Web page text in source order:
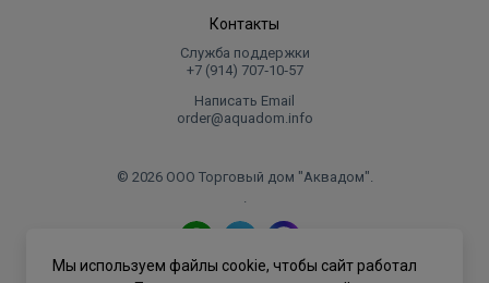
Контакты
Служба поддержки
+7 (914) 707‑10‑57
Написать Email
order@aquadom.info
© 2026 ООО Торговый дом "Аквадом".
.
Политика конфиденциальности
Мы используем файлы cookie, чтобы сайт работал